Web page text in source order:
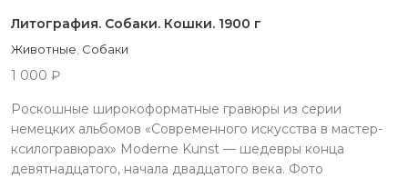
Литография. Собаки. Кошки. 1900 г
Животные Собаки
1 000 ₽
Роскошные широкоформатные гравюры из серии
немецких альбомов «Современного искусства в мастер-
ксилогравюрах» Moderne Kunst — шедевры конца
девятнадцатого, начала двадцатого века. Фото